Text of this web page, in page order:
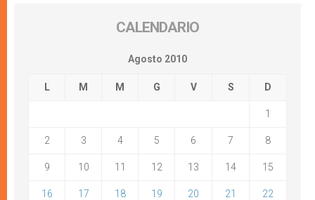
CALENDARIO
Agosto 2010
L M M G V S D
1
2 3 4 5 6 7 8
9 10 11 12 13 14 15
16 17 18 19 20 21 22